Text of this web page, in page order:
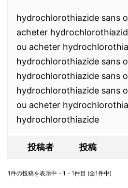
hydrochlorothiazide sans
acheter
ou acheter
hydrochlorothiazide sans
hydrochlorothiazide sans
hydrochlorothiazide sans
ou acheter
hydrochlorothiazide
投稿者 投稿
1件の投稿を表示中 - 1 - 1件目 (全1件中)